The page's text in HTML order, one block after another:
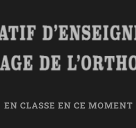
EN CLASSE EN CE MOMENT